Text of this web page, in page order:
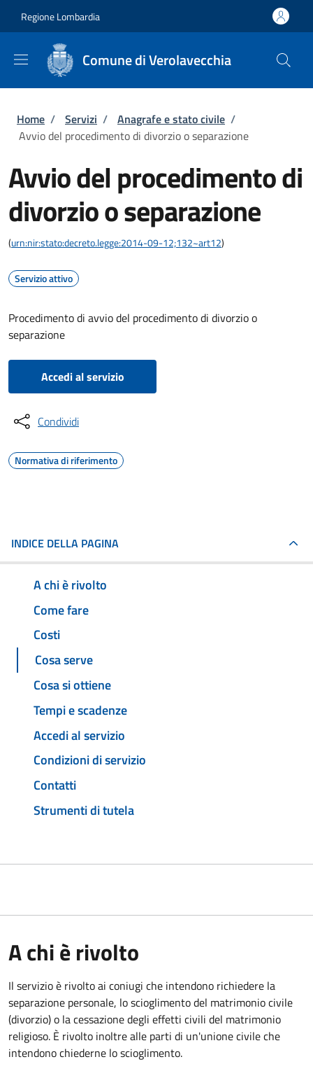
Regione Lombardia
Comune di Verolavecchia
Briciole di pane
Home / Servizi / Anagrafe e stato civile /
Avvio del procedimento di divorzio o separazione
Avvio del procedimento di
divorzio o separazione
(urn:nir:stato:decreto.legge:2014-09-12;132~art12)
Servizio attivo
Procedimento di avvio del procedimento di divorzio o
separazione
Accedi al servizio
Condividi
Normativa di riferimento
INDICE DELLA PAGINA
A chi è rivolto
Come fare
Costi
Cosa serve
Cosa si ottiene
Tempi e scadenze
Accedi al servizio
Condizioni di servizio
Contatti
Strumenti di tutela
A chi è rivolto
Il servizio è rivolto ai coniugi che intendono richiedere la
separazione personale, lo scioglimento del matrimonio civile
(divorzio) o la cessazione degli effetti civili del matrimonio
religioso. È rivolto inoltre alle parti di un'unione civile che
intendono chiederne lo scioglimento.